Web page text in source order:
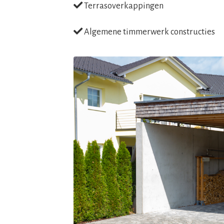
Terrasoverkappingen
Algemene timmerwerk constructies